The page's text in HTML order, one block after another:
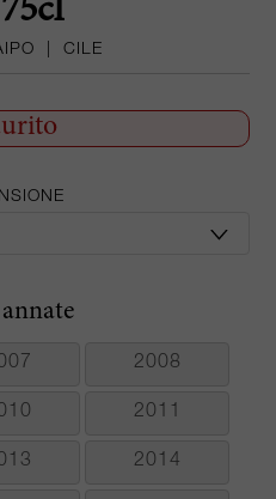
CILE
2008
2011
2014